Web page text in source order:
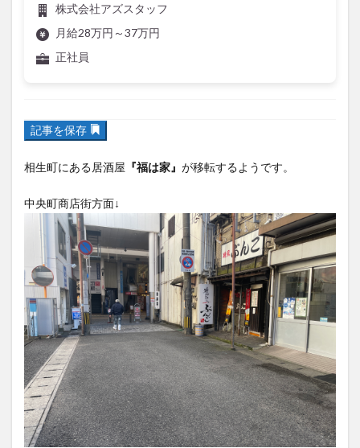
株式会社アズスタッフ
月給28万円～37万円
正社員
相生町にある居酒屋
中央町商店街方面↓
チキンカレー
テイクアウト
トキハ本店
ハロウィン
ハンバーグ
フルーツ
ホーバークラフト
ミヤマキリシマ
ラクテンチ
ラバーダック
リンクスクエア
レトロ
レンタサイクル
中央町
中津市 中華料理 九重町
休業
佐伯市
佐伯市ランチ 佐賀関
体験レポ
保護猫
催事 公園 冬 初詣
別府
別府市
別府観光 古国府 古墳
古物
古着
台湾料理 和定食 和菓子
和食
国東市
地獄めぐり 城島高原パーク
壁画
夏祭り
外貨両替機
大分みなと祭り
大分グルメ
大分スイーツ
大分ランチ
大分三好ヴァイセアドラー
大分市
大分市美術館